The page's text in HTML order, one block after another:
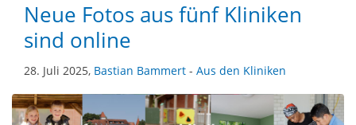
Neue Fotos aus fünf Kliniken
sind online
28. Juli 2025, Bastian Bammert - Aus den Kliniken